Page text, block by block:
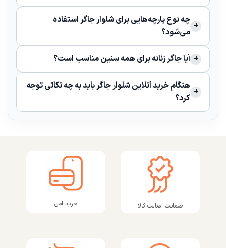
چه نوع پارچه‌هایی برای شلوار جاگر استفاده
می‌شود؟
آیا جاگر زنانه برای همه سنین مناسب است؟
هنگام خرید آنلاین شلوار جاگر باید به چه نکاتی توجه
کرد؟
ضمانت اصالت کالا خرید امن